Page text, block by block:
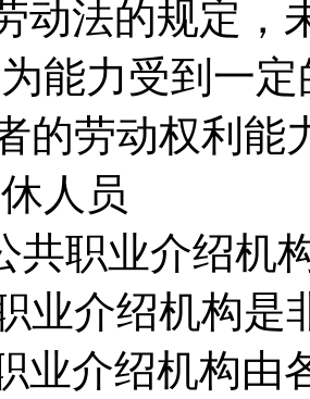
动法的规定，
能力受到一定
的劳动权利能
人员
共职业介绍
业介绍机构是
业介绍机构由